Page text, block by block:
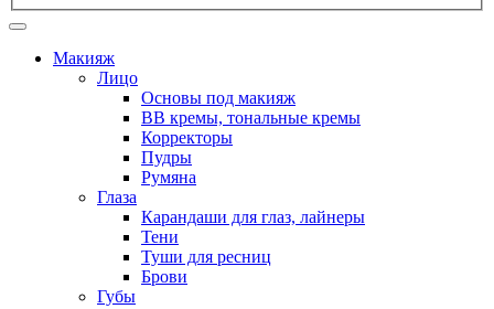
Макияж
Лицо
Основы под макияж
BB кремы, тональные кремы
Корректоры
Пудры
Румяна
Глаза
Карандаши для глаз, лайнеры
Тени
Туши для ресниц
Брови
Губы